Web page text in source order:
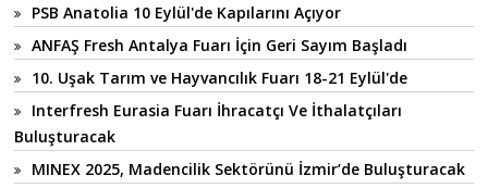
PSB Anatolia 10 Eylül'de Kapılarını Açıyor
ANFAŞ Fresh Antalya Fuarı İçin Geri Sayım Başladı
10. Uşak Tarım ve Hayvancılık Fuarı 18-21 Eylül'de
Interfresh Eurasia Fuarı İhracatçı Ve İthalatçıları
Buluşturacak
MINEX 2025, Madencilik Sektörünü İzmir’de Buluşturacak